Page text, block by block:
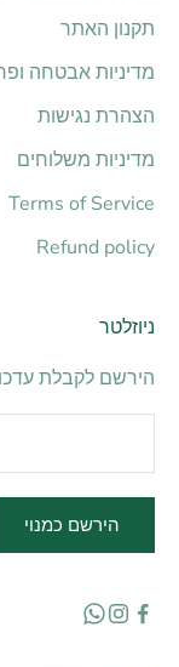
תקנון האתר
מדיניות אבטחה
הצהרת נגישות
מדיניות משלוחים
Terms of Service
Refund policy
ניוזלטר
הירשם לקבלת
הירשם כמנוי